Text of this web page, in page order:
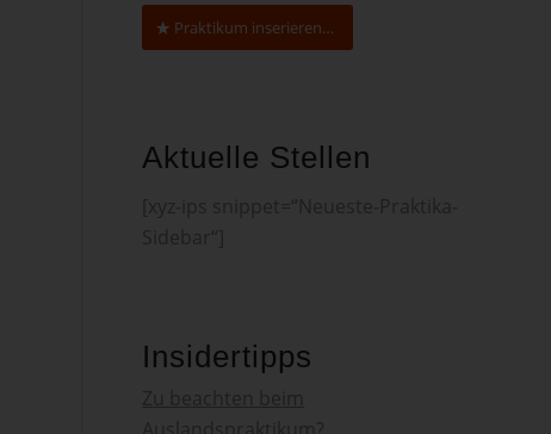
Praktikum inserieren…
Aktuelle Stellen
Insidertipps